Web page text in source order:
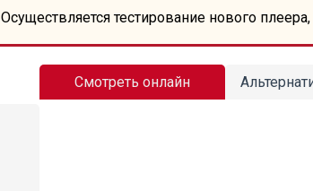
Осуществляется тестирование нового
Смотреть онлайн